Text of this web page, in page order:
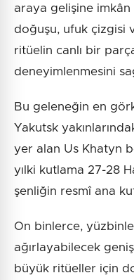
araya gelişine imkân
doğuşu, ufuk çizgisi
ritüelin canlı bir
deneyimlenmesini
Bu geleneğin en
Yakutsk
yer alan Us Khatyn
yılki kutlama 27-28
şenliğin resmî ana
On binlerce,
ağırlayabilecek
büyük ritüeller için